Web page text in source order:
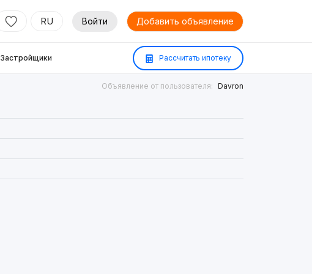
RU Войти Добавить объявление
Застройщики Рассчитать ипотеку
Объявление от пользователя: Davron